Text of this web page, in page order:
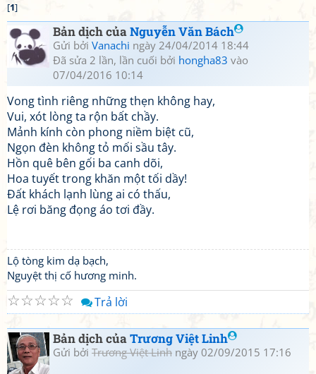
[1]
Bản dịch củaNguyễn Văn Bách
Gửi bởi Vanachi ngày 24/04/2014 18:44
Đã sửa 2 lần, lần cuối bởi hongha83 vào
07/04/2016 10:14
Vong tình riêng những thẹn không hay,
Vui, xót lòng ta rộn bất chầy.
Mảnh kính còn phong niềm biệt cũ,
Ngọn đèn không tỏ mối sầu tây.
Hồn quê bên gối ba canh dõi,
Hoa tuyết trong khăn một tối dầy!
Đất khách lạnh lùng ai có thấu,
Lệ rơi băng đọng áo tơi đầy.
Lộ tòng kim dạ bạch,
Nguyệt thị cố hương minh.
☆
☆
☆
☆
☆ Trả lời
Bản dịch củaTrương Việt Linh
Gửi bởi Trương Việt Linh ngày 02/09/2015 17:16